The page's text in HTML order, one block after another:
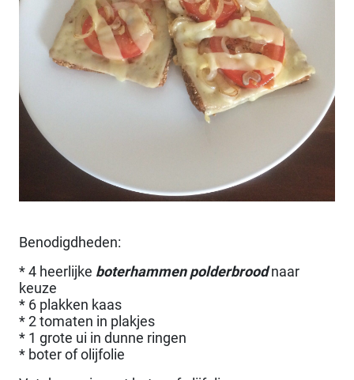
Benodigdheden:
* 4 heerlijke boterhammen polderbroodnaar
keuze
* 6 plakken kaas
* 2 tomaten in plakjes
* 1 grote ui in dunne ringen
* boter of olijfolie